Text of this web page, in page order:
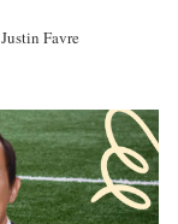
Justin Favre